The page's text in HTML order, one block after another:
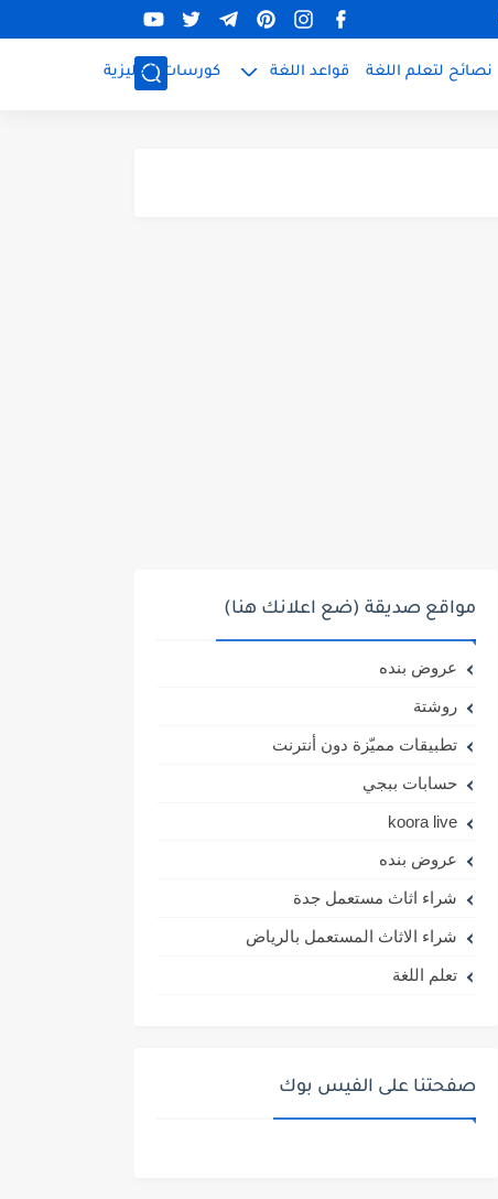
نصائح لتعلم اللغة قواعد اللغة كورسات إنجليزية
مواقع صديقة (ضع اعلانك هنا)
عروض بنده
روشتة
تطبيقات مميّزة دون أنترنت
حسابات ببجي
koora live
عروض بنده
شراء اثاث مستعمل جدة
شراء الاثاث المستعمل بالرياض
تعلم اللغة
صفحتنا على الفيس بوك